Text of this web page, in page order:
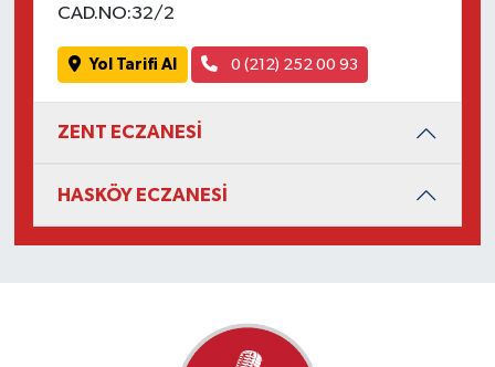
CAD.NO:32/2
Yol Tarifi Al 0 (212) 252 00 93
ZENT ECZANESİ
HASKÖY ECZANESİ